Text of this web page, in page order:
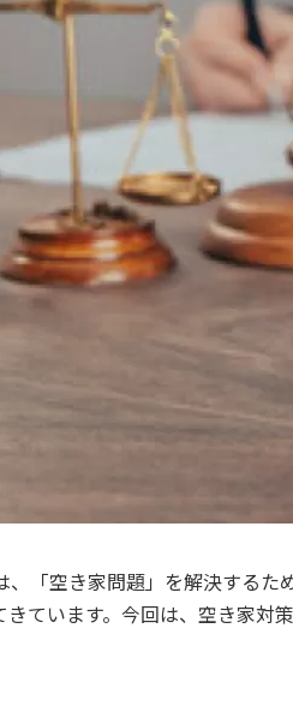
、「空き家問題」を解決する
きています。今回は、空き家対